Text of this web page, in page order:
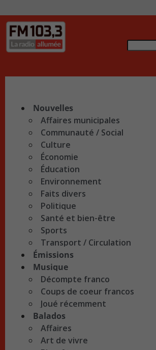
Nouvelles
Affaires municipales
Communauté / Social
Culture
Économie
Éducation
Environnement
Faits divers
Politique
Santé et bien-être
Sports
Transport / Circulation
Émissions
Musique
Décompte franco
Coups de coeur francos
Joué récemment
Balados
Affaires
Art de vivre